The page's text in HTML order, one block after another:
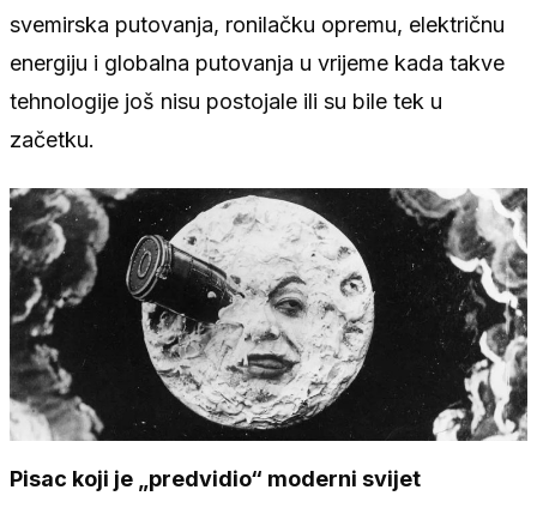
svemirska putovanja, ronilačku opremu, električnu
energiju i globalna putovanja u vrijeme kada takve
tehnologije još nisu postojale ili su bile tek u
začetku.
Pisac koji je „predvidio“ moderni svijet